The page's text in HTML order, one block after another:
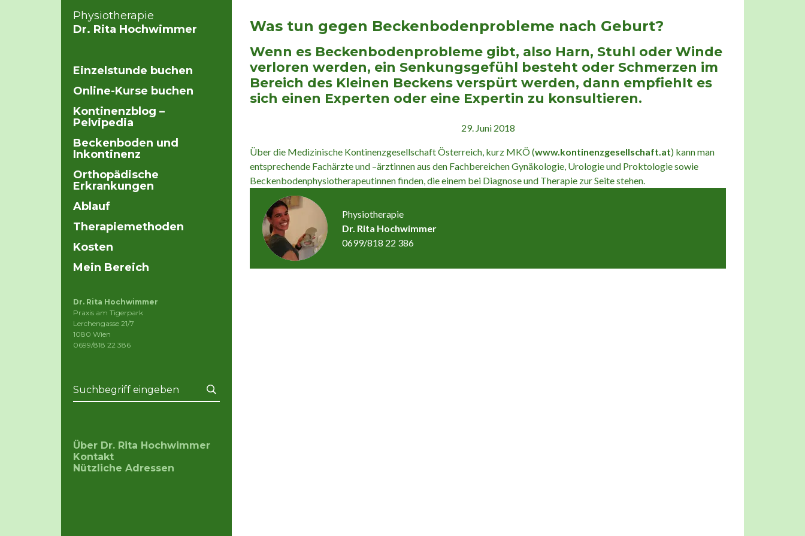
Physiotherapie
Dr. Rita Hochwimmer
Einzelstunde buchen
Online-Kurse buchen
Kontinenzblog –
Pelvipedia
Beckenboden und
Inkontinenz
Orthopädische
Erkrankungen
Ablauf
Therapiemethoden
Kosten
Mein Bereich
Dr. Rita Hochwimmer
Praxis am Tigerpark
Lerchengasse 21/7
1080 Wien
0699/818 22 386
Über Dr. Rita Hochwimmer
Kontakt
Nützliche Adressen
Was tun gegen Beckenbodenprobleme nach Geburt?
Wenn es Beckenbodenprobleme gibt, also Harn, Stuhl oder Winde
verloren werden, ein Senkungsgefühl besteht oder Schmerzen im
Bereich des Kleinen Beckens verspürt werden, dann empfiehlt es
sich einen Experten oder eine Expertin zu konsultieren.
29. Juni 2018
Über die Medizinische Kontinenzgesellschaft Österreich, kurz MKÖ (www.kontinenzgesellschaft.at) kann man
entsprechende Fachärzte und –ärztinnen aus den Fachbereichen Gynäkologie, Urologie und Proktologie sowie
Beckenbodenphysiotherapeutinnen finden, die einem bei Diagnose und Therapie zur Seite stehen.
Physiotherapie
Dr. Rita Hochwimmer
0699/818 22 386